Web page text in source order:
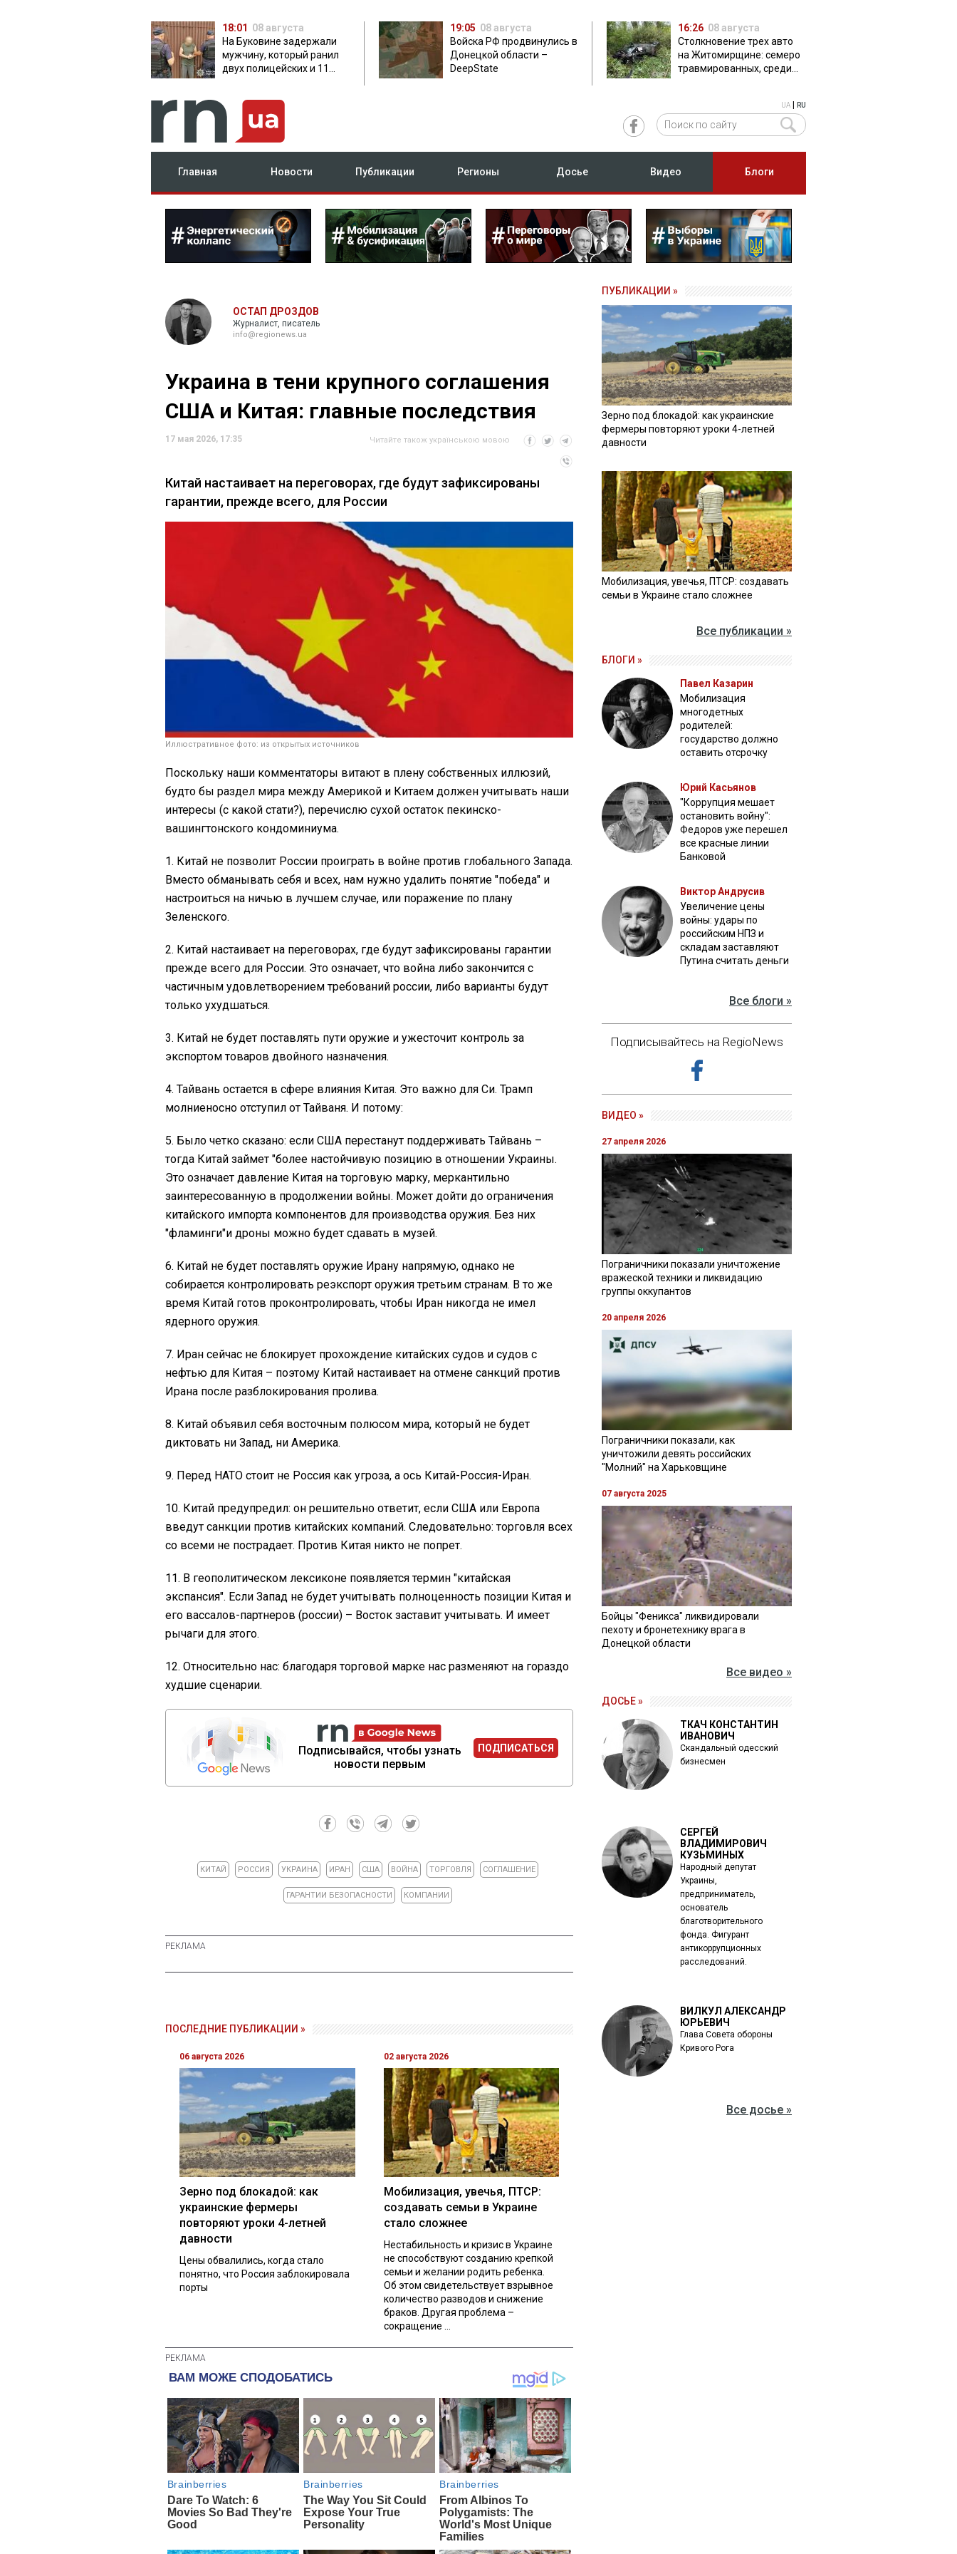
18:01 08 августа
На Буковине задержали
мужчину, который ранил
двух полицейских и 11
19:05 08 августа
Войска РФ продвинулись в
Донецкой области –
DeepState
16:26 08 августа
Столкновение трех авто
на Житомирщине: семеро
травмированных, среди
UA RU
Главная Новости Публикации Регионы Досье Видео Блоги
ОСТАП ДРОЗДОВ
Журналист, писатель
info@regionews.ua
Украина в тени крупного соглашения
США и Китая: главные последствия
17 мая 2026, 17:35 Читайте також українською мовою
Китай настаивает на переговорах, где будут зафиксированы
гарантии, прежде всего, для России
Иллюстративное фото: из открытых источников
Поскольку наши комментаторы витают в плену собственных иллюзий,
будто бы раздел мира между Америкой и Китаем должен учитывать наши
интересы (с какой стати?), перечислю сухой остаток пекинско-
вашингтонского кондоминиума.
1. Китай не позволит России проиграть в войне против глобального Запада.
Вместо обманывать себя и всех, нам нужно удалить понятие "победа" и
настроиться на ничью в лучшем случае, или поражение по плану
Зеленского.
2. Китай настаивает на переговорах, где будут зафиксированы гарантии
прежде всего для России. Это означает, что война либо закончится с
частичным удовлетворением требований россии, либо варианты будут
только ухудшаться.
3. Китай не будет поставлять пути оружие и ужесточит контроль за
экспортом товаров двойного назначения.
4. Тайвань остается в сфере влияния Китая. Это важно для Си. Трамп
молниеносно отступил от Тайваня. И потому:
5. Было четко сказано: если США перестанут поддерживать Тайвань –
тогда Китай займет "более настойчивую позицию в отношении Украины.
Это означает давление Китая на торговую марку, меркантильно
заинтересованную в продолжении войны. Может дойти до ограничения
китайского импорта компонентов для производства оружия. Без них
"фламинги"и дроны можно будет сдавать в музей.
6. Китай не будет поставлять оружие Ирану напрямую, однако не
собирается контролировать реэкспорт оружия третьим странам. В то же
время Китай готов проконтролировать, чтобы Иран никогда не имел
ядерного оружия.
7. Иран сейчас не блокирует прохождение китайских судов и судов с
нефтью для Китая – поэтому Китай настаивает на отмене санкций против
Ирана после разблокирования пролива.
8. Китай объявил себя восточным полюсом мира, который не будет
диктовать ни Запад, ни Америка.
9. Перед НАТО стоит не Россия как угроза, а ось Китай-Россия-Иран.
10. Китай предупредил: он решительно ответит, если США или Европа
введут санкции против китайских компаний. Следовательно: торговля всех
со всеми не пострадает. Против Китая никто не попрет.
11. В геополитическом лексиконе появляется термин "китайская
экспансия". Если Запад не будет учитывать полноценность позиции Китая и
его вассалов-партнеров (россии) – Восток заставит учитывать. И имеет
рычаги для этого.
12. Относительно нас: благодаря торговой марке нас разменяют на гораздо
худшие сценарии.
Подписывайся, чтобы узнать
новости первым
ПОДПИСАТЬСЯ
КИТАЙ РОССИЯ УКРАИНА ИРАН США ВОЙНА ТОРГОВЛЯ СОГЛАШЕНИЕ
ГАРАНТИИ БЕЗОПАСНОСТИ КОМПАНИИ
ПОСЛЕДНИЕ ПУБЛИКАЦИИ »
06 августа 2026
Зерно под блокадой: как
украинские фермеры
повторяют уроки 4-летней
давности
Цены обвалились, когда стало
понятно, что Россия заблокировала
порты
02 августа 2026
Мобилизация, увечья, ПТСР:
создавать семьи в Украине
стало сложнее
Нестабильность и кризис в Украине
не способствуют созданию крепкой
семьи и желании родить ребенка.
Об этом свидетельствует взрывное
количество разводов и снижение
браков. Другая проблема –
сокращение ...
ПУБЛИКАЦИИ »
Зерно под блокадой: как украинские
фермеры повторяют уроки 4-летней
давности
Мобилизация, увечья, ПТСР: создавать
семьи в Украине стало сложнее
Все публикации »
БЛОГИ »
Павел Казарин
Мобилизация
многодетных
родителей:
государство должно
оставить отсрочку
Юрий Касьянов
"Коррупция мешает
остановить войну":
Федоров уже перешел
все красные линии
Банковой
Виктор Андрусив
Увеличение цены
войны: удары по
российским НПЗ и
складам заставляют
Путина считать деньги
Все блоги »
Подписывайтесь на RegioNews
ВИДЕО »
27 апреля 2026
Пограничники показали уничтожение
вражеской техники и ликвидацию
группы оккупантов
20 апреля 2026
Пограничники показали, как
уничтожили девять российских
"Молний" на Харьковщине
07 августа 2025
Бойцы "Феникса" ликвидировали
пехоту и бронетехнику врага в
Донецкой области
Все видео »
ДОСЬЕ »
ТКАЧ КОНСТАНТИН
ИВАНОВИЧ
Скандальный одесский
бизнесмен
СЕРГЕЙ
ВЛАДИМИРОВИЧ
КУЗЬМИНЫХ
Народный депутат
Украины,
предприниматель,
основатель
благотворительного
фонда. Фигурант
антикоррупционных
расследований.
ВИЛКУЛ АЛЕКСАНДР
ЮРЬЕВИЧ
Глава Совета обороны
Кривого Рога
Все досье »